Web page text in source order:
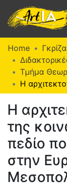
Communities
Collections
Browse ArtIA
Statistics
Home
Η
της
πεδίο
στην